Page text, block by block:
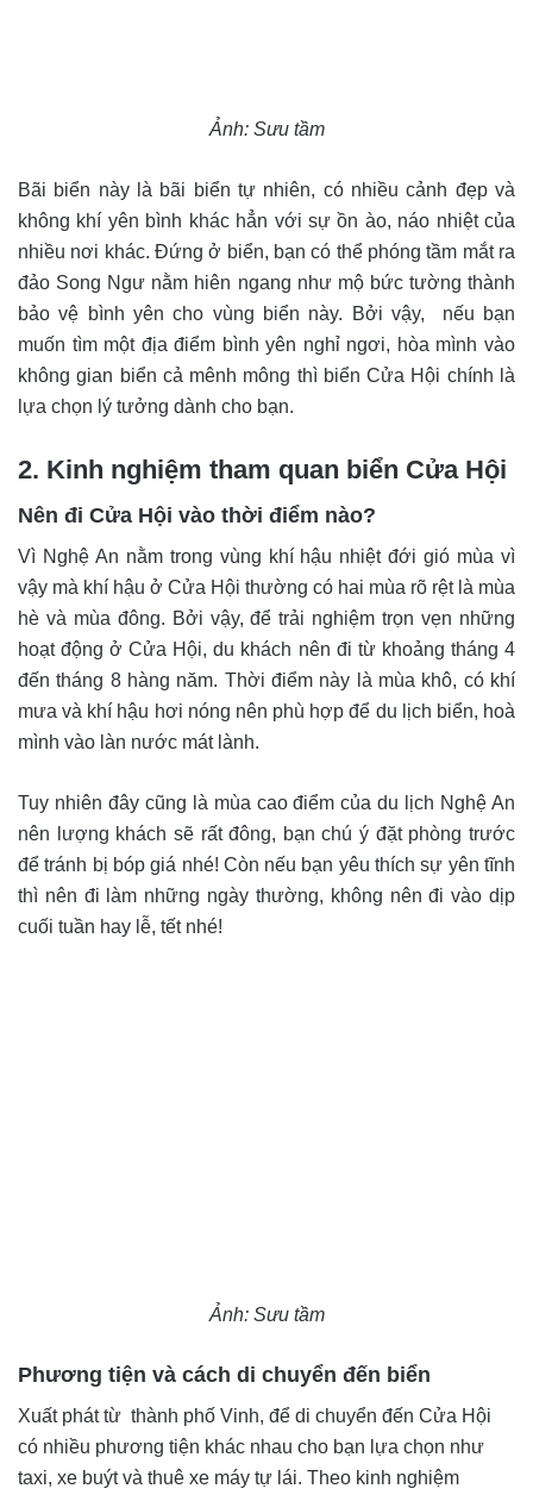
Ảnh: Sưu tầm
Bãi biển này là bãi biển tự nhiên, có nhiều cảnh đẹp và
không khí yên bình khác hẳn với sự ồn ào, náo nhiệt của
nhiều nơi khác. Đứng ở biển, bạn có thể phóng tầm mắt ra
đảo Song Ngư nằm hiên ngang như mộ bức tường thành
bảo vệ bình yên cho vùng biển này. Bởi vậy, nếu bạn
muốn tìm một địa điểm bình yên nghỉ ngơi, hòa mình vào
không gian biển cả mênh mông thì biển Cửa Hội chính là
lựa chọn lý tưởng dành cho bạn.
2. Kinh nghiệm tham quan biển Cửa Hội
Nên đi Cửa Hội vào thời điểm nào?
Vì Nghệ An nằm trong vùng khí hậu nhiệt đới gió mùa vì
vậy mà khí hậu ở Cửa Hội thường có hai mùa rõ rệt là mùa
hè và mùa đông. Bởi vậy, để trải nghiệm trọn vẹn những
hoạt động ở Cửa Hội, du khách nên đi từ khoảng tháng 4
đến tháng 8 hàng năm. Thời điểm này là mùa khô, có khí
mưa và khí hậu hơi nóng nên phù hợp để du lịch biển, hoà
mình vào làn nước mát lành.
Tuy nhiên đây cũng là mùa cao điểm của du lịch Nghệ An
nên lượng khách sẽ rất đông, bạn chú ý đặt phòng trước
để tránh bị bóp giá nhé! Còn nếu bạn yêu thích sự yên tĩnh
thì nên đi làm những ngày thường, không nên đi vào dịp
cuối tuần hay lễ, tết nhé!
Ảnh: Sưu tầm
Phương tiện và cách di chuyển đến biển
Xuất phát từ thành phố Vinh, để di chuyển đến Cửa Hội
có nhiều phương tiện khác nhau cho bạn lựa chọn như
taxi, xe buýt và thuê xe máy tự lái. Theo kinh nghiệm